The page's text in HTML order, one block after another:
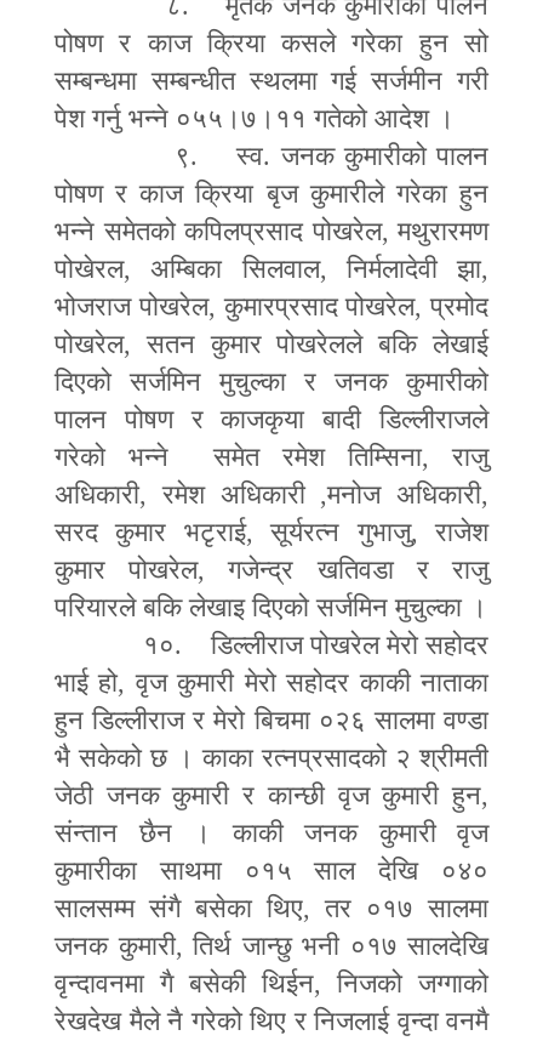
पोषण र काज क्रिया कसले गरेका हुन सो
सम्बन्धमा सम्बन्धीत स्थलमा गई सर्जमीन गरी
पेश गर्नु भन्ने ०५५।७।११ गतेको आदेश ।
९. स्व. जनक कुमारीको पालन
पोषण र काज क्रिया बृज कुमारीले गरेका हुन
भन्ने समेतको कपिलप्रसाद पोखरेल,मथुरारमण
पोखेरल,अम्बिका सिलवाल,निर्मलादेवी झा,
भोजराज पोखरेल,कुमारप्रसाद पोखरेल,प्रमोद
पोखरेल,सतन कुमार पोखरेलले बकि लेखाई
दिएको सर्जमिन मुचुल्का र जनक कुमारीको
पालन पोषण र काजकृया बादी डिल्लीराजले
गरेको भन्ने समेत रमेश तिम्सिना,राजु
अधिकारी,रमेश अधिकारी ,मनोज अधिकारी,
सरद कुमार भटृराई,सूर्यरत्न गुभाजु,राजेश
कुमार पोखरेल,गजेन्द्र खतिवडा र राजु
परियारले बकि लेखाइ दिएको सर्जमिन मुचुल्का ।
१०. डिल्लीराज पोखरेल मेरो सहोदर
भाई हो,वृज कुमारी मेरो सहोदर काकी नाताका
हुन डिल्लीराज र मेरो बिचमा ०२६ सालमा वण्डा
भै सकेको छ । काका रत्नप्रसादको २ श्रीमती
जेठी जनक कुमारी र कान्छी वृज कुमारी हुन,
संन्तान छैन । काकी जनक कुमारी वृज
कुमारीका साथमा ०१५ साल देखि ०४०
सालसम्म संगै बसेका थिए,तर ०१७ सालमा
जनक कुमारी,तिर्थ जान्छु भनी ०१७ सालदेखि
वृन्दावनमा गै बसेकी थिईन,निजको जग्गाको
रेखदेख मैले नै गरेको थिए र निजलाई वृन्दा वनमै